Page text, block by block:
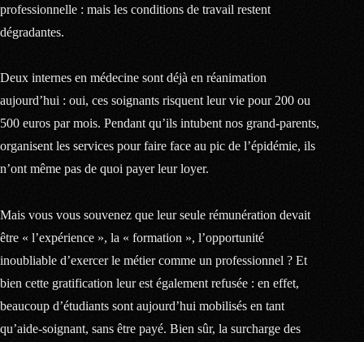
professionnelle : mais les conditions de travail restent
dégradantes.
Deux internes en médecine sont déjà en réanimation
aujourd’hui : oui, ces soignants risquent leur vie pour 200 ou
500 euros par mois. Pendant qu’ils intubent nos grand-parents,
organisent les services pour faire face au pic de l’épidémie, ils
n’ont même pas de quoi payer leur loyer.
Mais vous vous souvenez que leur seule rémunération devait
être « l’expérience », la « formation », l’opportunité
inoubliable d’exercer le métier comme un professionnel ? Et
bien cette gratification leur est également refusée : en effet,
beaucoup d’étudiants sont aujourd’hui mobilisés en tant
qu’aide-soignant, sans être payé. Bien sûr, la surcharge des